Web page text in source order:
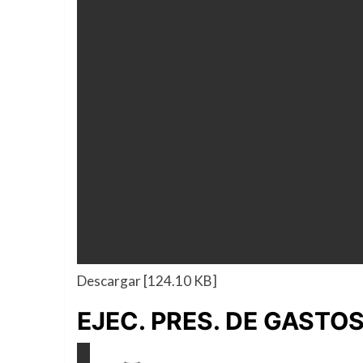
Descargar [124.10 KB]
EJEC. PRES. DE